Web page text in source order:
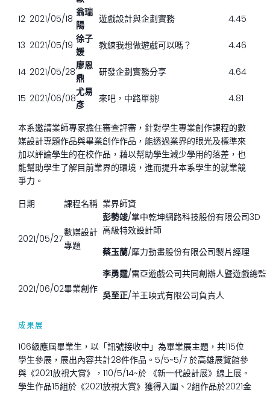
12 2021/05/18
翁瑞
陽
遊戲設計與企劃實務 4.45
13 2021/05/19
徐子
媛
教練我想做遊戲可以嗎？ 4.46
14 2021/05/28
廖恩
鼎
研發企劃實務分享 4.64
15 2021/06/08
尤易
彥
來吧，中路單挑! 4.81
本系邀請業師專家擔任審查評審，針對學生專業創作課程的數
媒設計專題作品與畢業創作作品，能透過業界的眼光及標準來
加以評論學生的在校作品，藉以幫助學生減少學用的落差，也
能幫助學生了解目前業界的環境，進而提升本系學生的就業競
爭力。
日期
課程名稱 業界師資
2021/05/27
數媒設計
專題
彭勢竣/掌中乾坤網路科技股份有限公司3D
高級特效設計師
蔡玉蘭/摩力動畫股份有限公司製片經理
2021/06/02畢業創作
李勇霆/雷亞遊戲公司共同創辦人暨遊戲總監
吳至正/羊王映式有限公司負責人
成果展
106級應屆畢業生，以「訊號接收中」為畢業展主題，共115位
學生參展，展出內容共計28件作品。5/5~5/7 於高雄展覽館參
與《2021放視大賞》，110/5/14~於 《新一代設計展》線上展。
學生作品15組於《2021放視大賞》獲得入圍、2組作品於2021金